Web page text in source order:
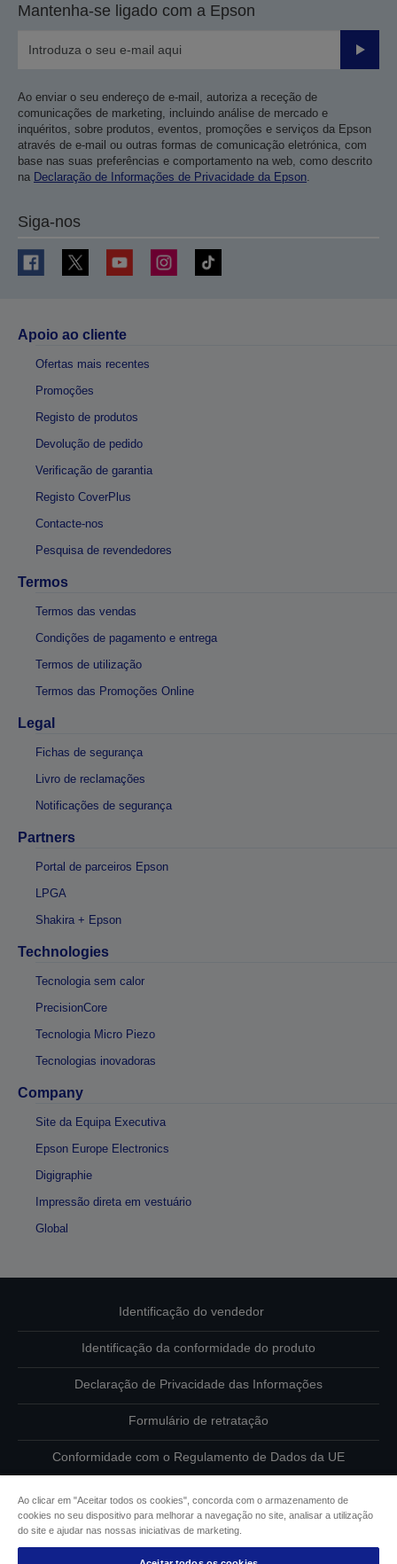
Mantenha-se ligado com a Epson
Enviar
Ao enviar o seu endereço de e-mail, autoriza a receção de
comunicações de marketing, incluindo análise de mercado e
inquéritos, sobre produtos, eventos, promoções e serviços da Epson
através de e-mail ou outras formas de comunicação eletrónica, com
base nas suas preferências e comportamento na web, como descrito
na Declaração de Informações de Privacidade da Epson
Siga-nos
Apoio ao cliente
Ofertas mais recentes
Promoções
Registo de produtos
Devolução de pedido
Verificação de garantia
Registo CoverPlus
Contacte-nos
Pesquisa de revendedores
Termos
Termos das vendas
Condições de pagamento e entrega
Termos de utilização
Termos das Promoções Online
Legal
Fichas de segurança
Livro de reclamações
Notificações de segurança
Partners
Portal de parceiros Epson
LPGA
Shakira + Epson
Technologies
Tecnologia sem calor
PrecisionCore
Tecnologia Micro Piezo
Tecnologias inovadoras
Company
Site da Equipa Executiva
Epson Europe Electronics
Digigraphie
Impressão direta em vestuário
Global
Identificação do vendedor
Identificação da conformidade do produto
Declaração de Privacidade das Informações
Formulário de retratação
Conformidade com o Regulamento de Dados da UE
Informações sobre cookies
Ao clicar em "Aceitar todos os cookies", concorda com o armazenamento de
cookies no seu dispositivo para melhorar a navegação no site, analisar a utilização
do site e ajudar nas nossas iniciativas de marketing.